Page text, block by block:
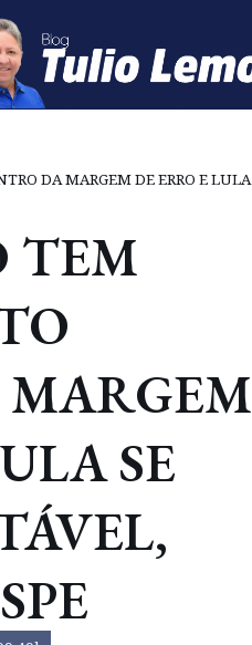
DA MARGEM DE ERRO E LULA
TEM
SE